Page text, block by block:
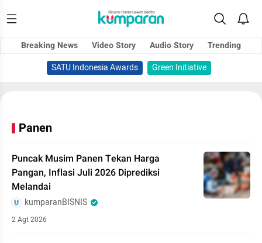
Breaking News Video Story Audio Story
Trending
SATU Indonesia Awards
Green Initiative
Panen
Puncak Musim Panen Tekan Harga
Pangan, Inflasi Juli 2026 Diprediksi
Melandai
kumparanBISNIS
2 Agt 2026